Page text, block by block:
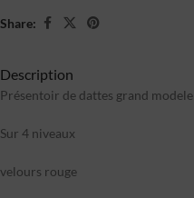
Share:
Description
Présentoir de dattes grand modele
Sur 4 niveaux
velours rouge